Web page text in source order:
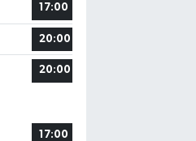
17:00
20:00
20:00
17:00